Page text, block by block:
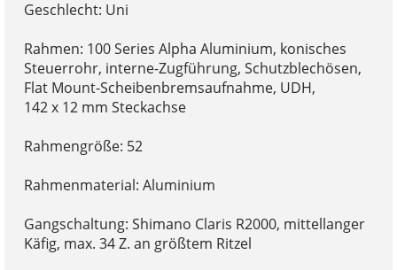
Geschlecht: Uni
Rahmen: 100 Series Alpha Aluminium, konisches
Steuerrohr, interne-Zugführung, Schutzblechösen,
Flat Mount-Scheibenbremsaufnahme, UDH,
142 x 12 mm Steckachse
Rahmengröße: 52
Rahmenmaterial: Aluminium
Gangschaltung: Shimano Claris R2000, mittellanger
Käfig, max. 34 Z. an größtem Ritzel